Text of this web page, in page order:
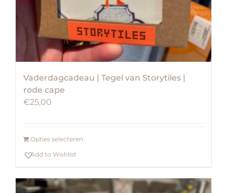
Vaderdagcadeau | Tegel van Storytiles |
rode cape
€25,00
Opties selecteren
Add to Wishlist